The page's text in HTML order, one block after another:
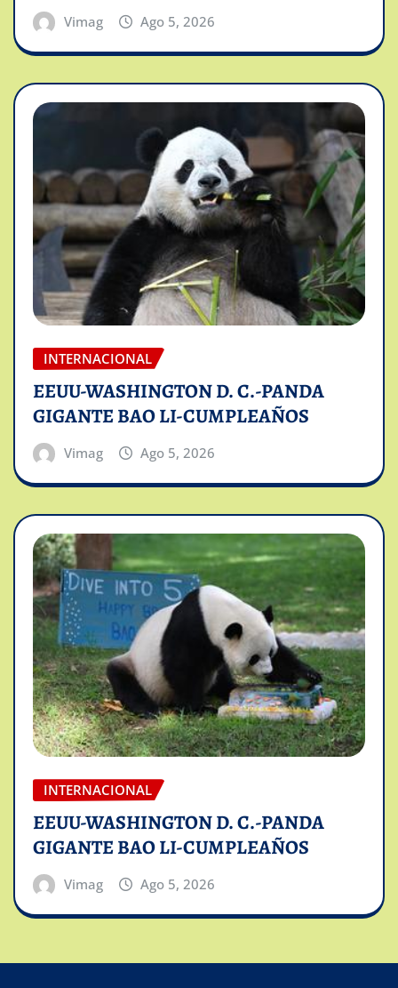
Vimag Ago 5, 2026
INTERNACIONAL
EEUU-WASHINGTON D. C.-PANDA
GIGANTE BAO LI-CUMPLEAÑOS
Vimag Ago 5, 2026
INTERNACIONAL
EEUU-WASHINGTON D. C.-PANDA
GIGANTE BAO LI-CUMPLEAÑOS
Vimag Ago 5, 2026